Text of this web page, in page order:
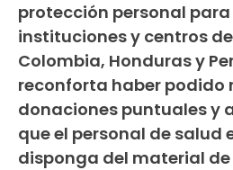
protección personal para
instituciones y centros
Colombia, Honduras y
reconforta haber podido
donaciones puntuales y
que el personal de salud
disponga del material